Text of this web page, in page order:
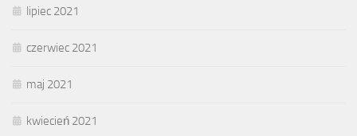
lipiec 2021
czerwiec 2021
maj 2021
kwiecień 2021